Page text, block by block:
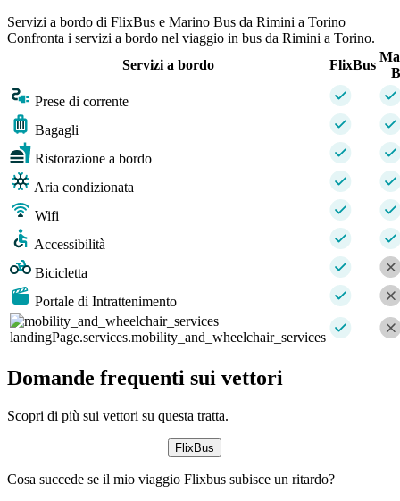
Servizi a bordo di FlixBus e Marino Bus da Rimini a Torino
Confronta i servizi a bordo nel viaggio in bus da Rimini a Torino.
Servizi a bordo
FlixBus
Prese di corrente
Bagagli
Ristorazione a bordo
Aria condizionata
Wifi
Accessibilità
Bicicletta
Portale di Intrattenimento
landingPage.services.mobility_and_wheelchair_services
Domande frequenti sui vettori
Scopri di più sui vettori su questa tratta.
FlixBus
Cosa succede se il mio viaggio Flixbus subisce un ritardo?